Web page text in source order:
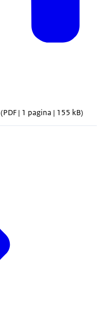
(PDF | 1 pagina | 155 kB)